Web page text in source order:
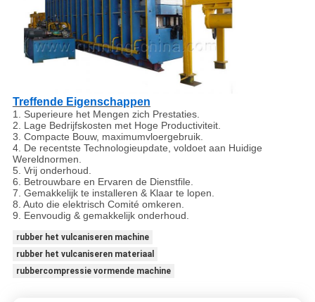
Treffende Eigenschappen
1. Superieure het Mengen zich Prestaties.
2. Lage Bedrijfskosten met Hoge Productiviteit.
3. Compacte Bouw, maximumvloergebruik.
4. De recentste Technologieupdate, voldoet aan Huidige
Wereldnormen.
5. Vrij onderhoud.
6. Betrouwbare en Ervaren de Dienstfile.
7. Gemakkelijk te installeren & Klaar te lopen.
8. Auto die elektrisch Comité omkeren.
9. Eenvoudig & gemakkelijk onderhoud.
rubber het vulcaniseren machine
rubber het vulcaniseren materiaal
rubbercompressie vormende machine